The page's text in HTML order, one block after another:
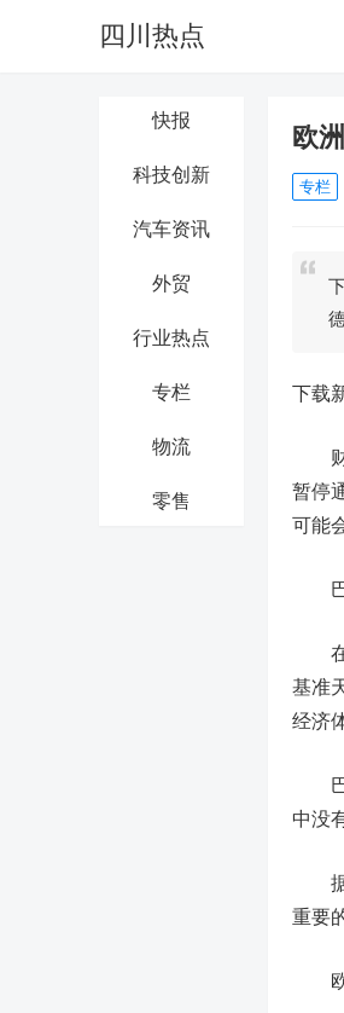
四川热点
快报
科技创新
汽车资讯
外贸
行业热点
专栏
物流
零售
欧
专栏
下载
暂停
可能
巴
在
基准
经济
巴
中没
据
重要